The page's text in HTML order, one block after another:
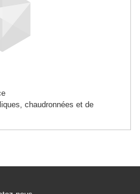
chaudronnées et de